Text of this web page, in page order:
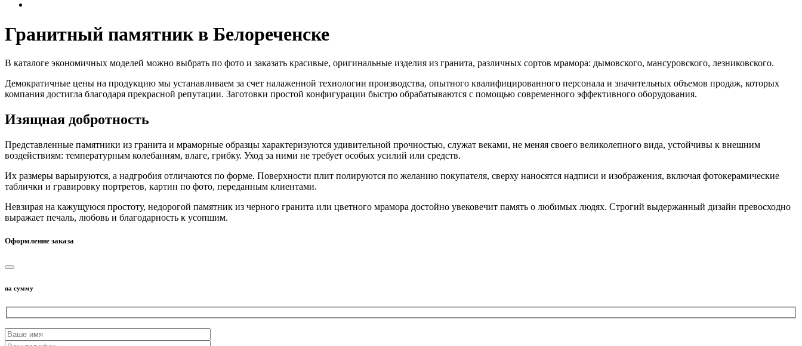
Гранитный памятник в Белореченске
В каталоге экономичных моделей можно выбрать по фото и заказать красивые, оригинальные изделия из гранита, различных сортов мрамора: дымовского, мансуровского, лезниковского.
Демократичные цены на продукцию мы устанавливаем за счет налаженной технологии производства, опытного квалифицированного персонала и значительных объемов продаж, которых
компания достигла благодаря прекрасной репутации. Заготовки простой конфигурации быстро обрабатываются с помощью современного эффективного оборудования.
Изящная добротность
Представленные памятники из гранита и мраморные образцы характеризуются удивительной прочностью, служат веками, не меняя своего великолепного вида, устойчивы к внешним
воздействиям: температурным колебаниям, влаге, грибку. Уход за ними не требует особых усилий или средств.
Их размеры варьируются, а надгробия отличаются по форме. Поверхности плит полируются по желанию покупателя, сверху наносятся надписи и изображения, включая фотокерамические
таблички и гравировку портретов, картин по фото, переданным клиентами.
Невзирая на кажущуюся простоту, недорогой памятник из черного гранита или цветного мрамора достойно увековечит память о любимых людях. Строгий выдержанный дизайн превосходно
выражает печаль, любовь и благодарность к усопшим.
Оформление заказа
на сумму